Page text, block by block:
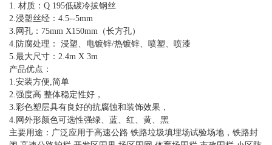
1. 材质：Q 195低碳冷拔钢丝
2.浸塑丝经：4.5--5mm
3.网孔：75mm X150mm（长方孔）
4.防腐处理： 浸塑、电镀锌/热镀锌、喷塑、喷漆
5.最大尺寸：2.4m X 3m
产品优点：
1.安装方便,简单
2.强度高 整体稳定性好，
3.彩色塑层具有良好的抗腐蚀和装饰效果，
4.网外形颜色可选性强绿、蓝、红、黄、黑
主要用途：广泛应用于高速公路 铁路垃圾填埋场试验场地，铁路封